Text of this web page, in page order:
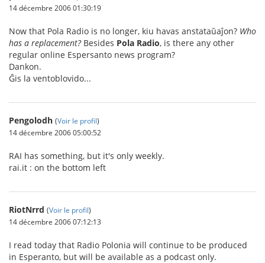
14 décembre 2006 01:30:19
Now that Pola Radio is no longer, kiu havas anstataŭaĵon? Who
has a replacement?Besides Pola Radio, is there any other
regular online Espersanto news program?
Dankon.
Ĝis la ventoblovido...
Pengolodh (Voir le profil)
14 décembre 2006 05:00:52
RAI has something, but it's only weekly.
rai.it : on the bottom left
RiotNrrd (Voir le profil)
14 décembre 2006 07:12:13
I read today that Radio Polonia will continue to be produced
in Esperanto, but will be available as a podcast only.